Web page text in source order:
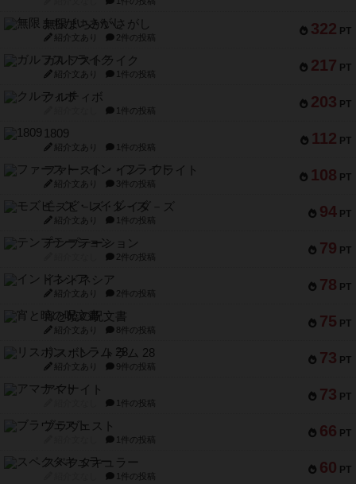
322 PT
無限まちがいさがし
紹介文あり 2件の投稿
217 PT
ガルフストライク
紹介文あり 1件の投稿
203 PT
クルティボ
1件の投稿
112 PT
1809
紹介文あり 1件の投稿
108 PT
ファースト・イン・フライト
紹介文あり 3件の投稿
94 PT
モズビ－ズ・レイダ－ズ
紹介文あり 1件の投稿
79 PT
テンプテーション
2件の投稿
78 PT
インドネシア
紹介文あり 2件の投稿
75 PT
宵と暁の呪文書
紹介文あり 8件の投稿
73 PT
リスボン・トラム 28
紹介文あり 9件の投稿
73 PT
アマナイト
1件の投稿
66 PT
ブラヴェスト
1件の投稿
60 PT
スペクタキュラー
1件の投稿